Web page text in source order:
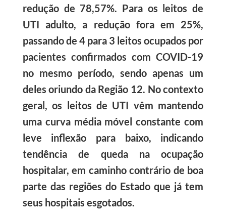
redução de 78,57%. Para os leitos de
UTI adulto, a redução fora em 25%,
passando de 4 para 3 leitos ocupados por
pacientes confirmados com COVID-19
no mesmo período, sendo apenas um
deles oriundo da Região 12. No contexto
geral, os leitos de UTI vêm mantendo
uma curva média móvel constante com
leve inflexão para baixo, indicando
tendência de queda na ocupação
hospitalar, em caminho contrário de boa
parte das regiões do Estado que já tem
seus hospitais esgotados.